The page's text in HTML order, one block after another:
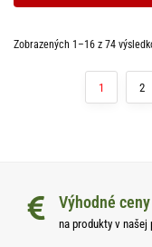
Zobrazených 1–16 z 74
1 2
Výhodné ceny
na produkty v našej